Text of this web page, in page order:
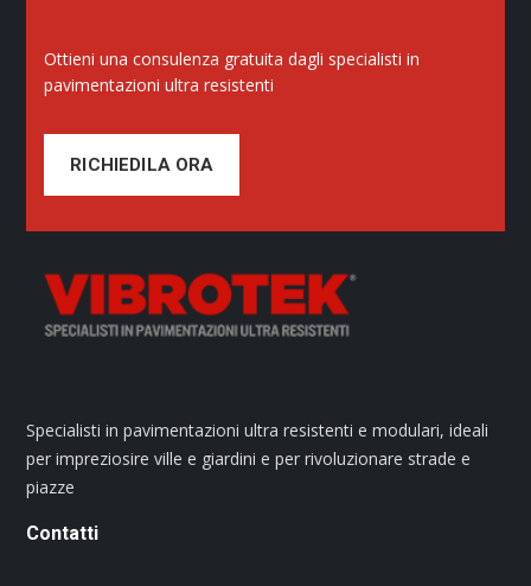
Ottieni una consulenza gratuita dagli specialisti in
pavimentazioni ultra resistenti
RICHIEDILA ORA
Specialisti in pavimentazioni ultra resistenti e modulari, ideali
per impreziosire ville e giardini e per rivoluzionare strade e
piazze
Contatti